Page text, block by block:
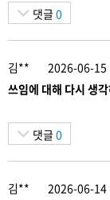
댓글 0
김**
2026-06-15
쓰임에 대해 다시 생
댓글 0
김**
2026-06-14